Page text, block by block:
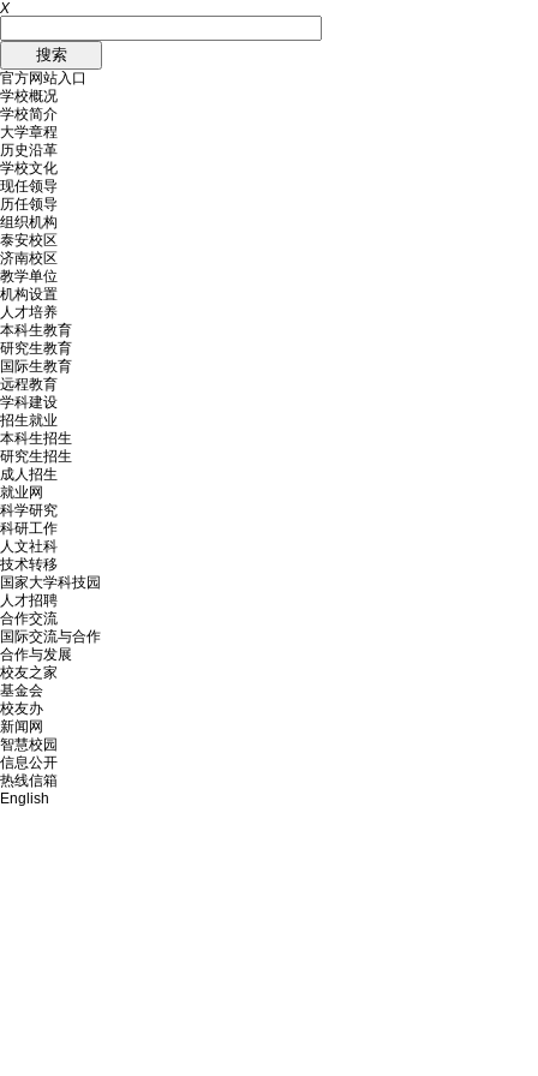
X
官方网站入口
学校概况
学校简介
大学章程
历史沿革
学校文化
现任领导
历任领导
组织机构
泰安校区
济南校区
教学单位
机构设置
人才培养
本科生教育
研究生教育
国际生教育
远程教育
学科建设
招生就业
本科生招生
研究生招生
成人招生
就业网
科学研究
科研工作
人文社科
技术转移
国家大学科技园
人才招聘
合作交流
国际交流与合作
合作与发展
校友之家
基金会
校友办
新闻网
智慧校园
信息公开
热线信箱
English